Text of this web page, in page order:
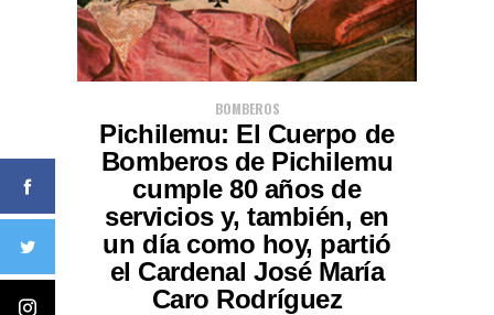
BOMBEROS
Pichilemu: El Cuerpo de
Bomberos de Pichilemu
cumple 80 años de
servicios y, también, en
un día como hoy, partió
el Cardenal José María
Caro Rodríguez